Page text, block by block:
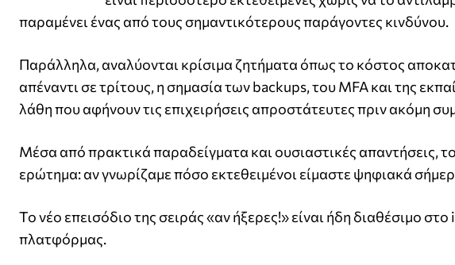
παραμένει ένας από τους σημαντικότερους παράγοντες κινδύνου.
Παράλληλα, αναλύονται κρίσιμα ζητήματα όπως το κόστος
απέναντι σε τρίτους, η σημασία των backups, του MFA και της
λάθη που αφήνουν τις επιχειρήσεις απροστάτευτες πριν ακόμη
Μέσα από πρακτικά παραδείγματα και ουσιαστικές απαντήσεις,
ερώτημα: αν γνωρίζαμε πόσο εκτεθειμένοι είμαστε ψηφιακά
Το νέο επεισόδιο της σειράς «αν ήξερες!» είναι ήδη διαθέσιμο
πλατφόρμας.